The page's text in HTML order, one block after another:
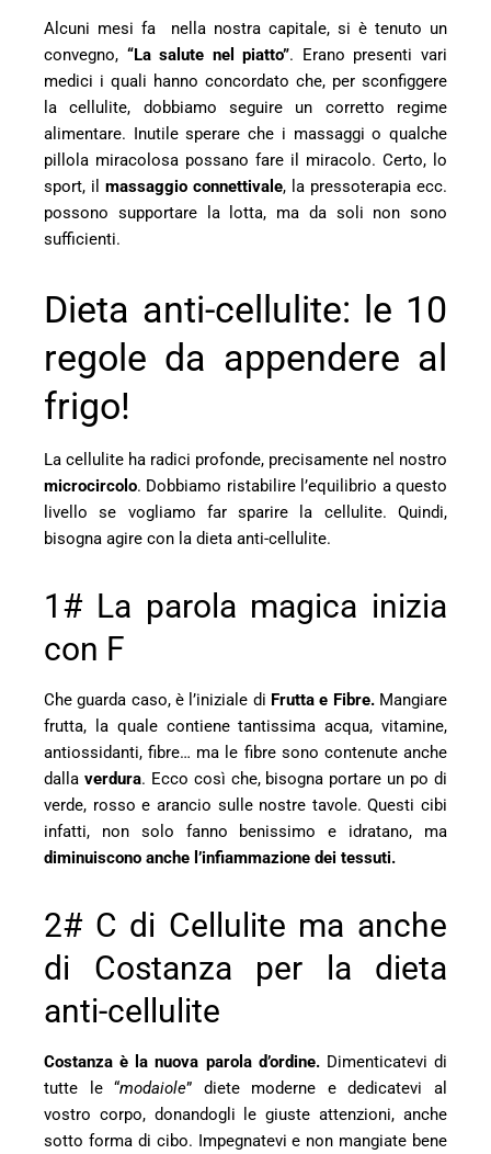
Alcuni mesi fa nella nostra capitale, si è tenuto un
convegno, “La salute nel piatto”. Erano presenti vari
medici i quali hanno concordato che, per sconfiggere
la cellulite, dobbiamo seguire un corretto regime
alimentare. Inutile sperare che i massaggi o qualche
pillola miracolosa possano fare il miracolo. Certo, lo
sport, il massaggio connettivale, la pressoterapia ecc.
possono supportare la lotta, ma da soli non sono
sufficienti.
Dieta anti-cellulite: le 10
regole da appendere al
frigo!
La cellulite ha radici profonde, precisamente nel nostro
microcircolo. Dobbiamo ristabilire l’equilibrio a questo
livello se vogliamo far sparire la cellulite. Quindi,
bisogna agire con la dieta anti-cellulite.
1# La parola magica inizia
con F
Che guarda caso, è l’iniziale di Frutta e Fibre.Mangiare
frutta, la quale contiene tantissima acqua, vitamine,
antiossidanti, fibre… ma le fibre sono contenute anche
dalla verdura. Ecco così che, bisogna portare un po di
verde, rosso e arancio sulle nostre tavole. Questi cibi
infatti, non solo fanno benissimo e idratano, ma
diminuiscono anche l’infiammazione dei tessuti.
2# C di Cellulite ma anche
di Costanza per la dieta
anti-cellulite
Costanza è la nuova parola d’ordine.Dimenticatevi di
tutte le “modaiole” diete moderne e dedicatevi al
vostro corpo, donandogli le giuste attenzioni, anche
sotto forma di cibo. Impegnatevi e non mangiate bene